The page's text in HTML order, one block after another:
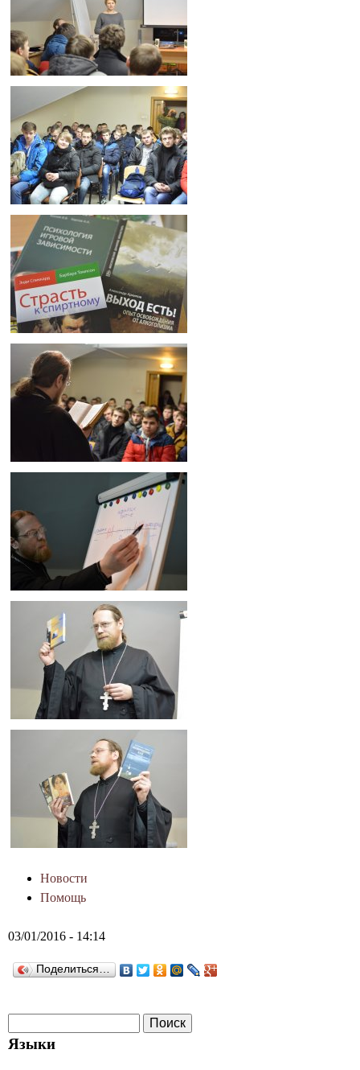
Новости
Помощь
03/01/2016 - 14:14
Поделиться…
Ф
о
Языки